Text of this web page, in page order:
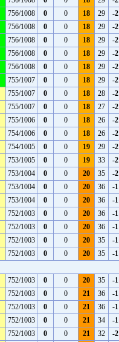
756/1008 0 0 18 29 -2
756/1008 0 0 18 29 -2
756/1008 0 0 18 29 -2
756/1008 0 0 18 29 -2
756/1008 0 0 18 29 -2
755/1007 0 0 18 29 -2
755/1007 0 0 18 28 -2
755/1007 0 0 18 27 -2
755/1006 0 0 18 26 -2
754/1006 0 0 18 26 -2
754/1005 0 0 19 29 -2
753/1005 0 0 19 33 -2
753/1004 0 0 20 35 -2
753/1004 0 0 20 36 -1
753/1004 0 0 20 36 -1
752/1003 0 0 20 36 -1
752/1003 0 0 20 36 -1
752/1003 0 0 20 35 -1
752/1003 0 0 20 35 -1
752/1003 0 0 20 35 -1
752/1003 0 0 21 36 -1
752/1003 0 0 21 36 -1
752/1003 0 0 21 34 -1
752/1003 0 0 21 32 -2